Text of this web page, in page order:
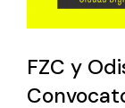
FZC y